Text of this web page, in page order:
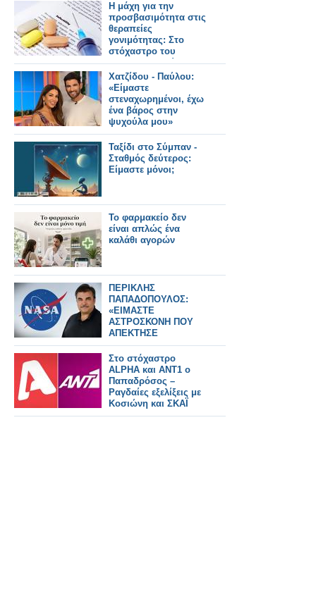
Η μάχη για την
προσβασιμότητα στις
θεραπείες
γονιμότητας: Στο
στόχαστρο του
φαρμακευτικού
κόσμου οι πρακτικές
της εταιρείας Merck
Χατζίδου - Παύλου:
«Είμαστε
στεναχωρημένοι, έχω
ένα βάρος στην
ψυχούλα μου»
Ταξίδι στο Σύμπαν -
Σταθμός δεύτερος:
Είμαστε μόνοι;
Το φαρμακείο δεν
είναι απλώς ένα
καλάθι αγορών
ΠΕΡΙΚΛΗΣ
ΠΑΠΑΔΟΠΟΥΛΟΣ:
«ΕΙΜΑΣΤΕ
ΑΣΤΡΟΣΚΟΝΗ ΠΟΥ
ΑΠΕΚΤΗΣΕ
ΣΥΝΕΙΔΗΣΗ» – Ο
ΗΓΕΤΗΣ ΤΗΣ NASA
ΠΙΣΩ ΑΠΟ ΤΟ Artemis
II
Στο στόχαστρο
ALPHA και ΑΝΤ1 ο
Παπαδρόσος –
Ραγδαίες εξελίξεις με
Κοσιώνη και ΣΚΑΪ